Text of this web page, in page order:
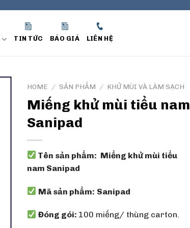
TIN TỨC BÁO GIÁ LIÊN HỆ
HOME / SẢN PHẨM / KHỬ MÙI VÀ LÀM SẠCH
Miếng khử mùi tiểu nam
Sanipad
Tên sản phẩm: Miểng khử mùi tiểu
nam Sanipad
Mã sản phẩm: Sanipad
Đóng gói: 100 miếng/ thùng carton.